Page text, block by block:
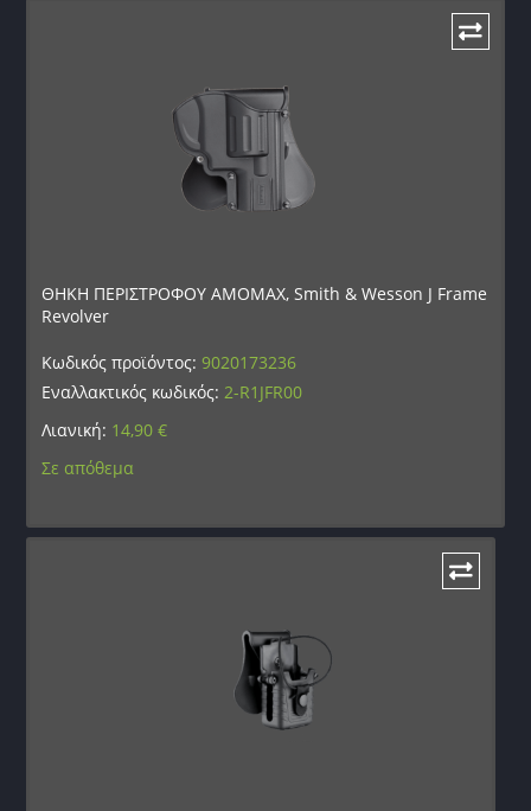
ΘΗΚΗ ΠΕΡΙΣΤΡΟΦΟΥ AMOMAX, Smith & Wesson J Frame
Revolver
Κωδικός προϊόντος:9020173236
Εναλλακτικός κωδικός:2-R1JFR00
Λιανική: 14,90€
Σε απόθεμα